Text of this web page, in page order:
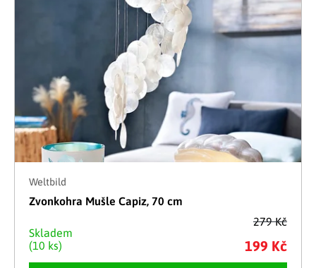
279 Kč
Weltbild
Zvonkohra Mušle Capiz, 70 cm
Skladem
(10 ks)
199 Kč